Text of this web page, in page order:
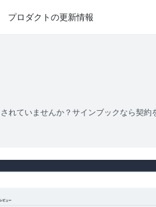
プロダクトの更新情報
れていませんか？サインブックなら契約